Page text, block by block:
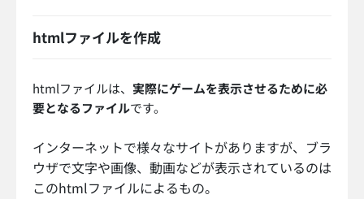
htmlファイルを作成
htmlファイルは、 実際にゲームを表示させるために必
要となるファイルです。
インターネットで様々なサイトがありますが、ブラ
ウザで文字や画像、動画などが表示されているのは
このhtmlファイルによるもの。